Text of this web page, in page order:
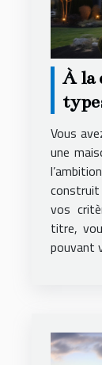
À la
Vous
une
vos
titre,
pouvant